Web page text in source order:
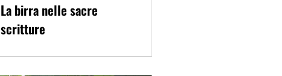
La birra nelle sacre
scritture